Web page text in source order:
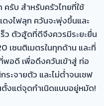
รับ สำหรับครัวไทยที่ใช้
ดงไฟลุก ควันจะพุ่งขึ้นและ
ว ตัวฮู้ดที่ดีจึงควรมีระยะยื่น
เซนติเมตรในทุกด้าน และที่
อดี เพื่อดึงควันเข้าสู่ ท่อ
ะจายตัว และไม่ต่ำจนเชฟ
งแต่จุดกำเนิดแบบอยู่หมัด!